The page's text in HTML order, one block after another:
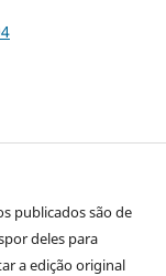
publicados são de
deles para
a edição original